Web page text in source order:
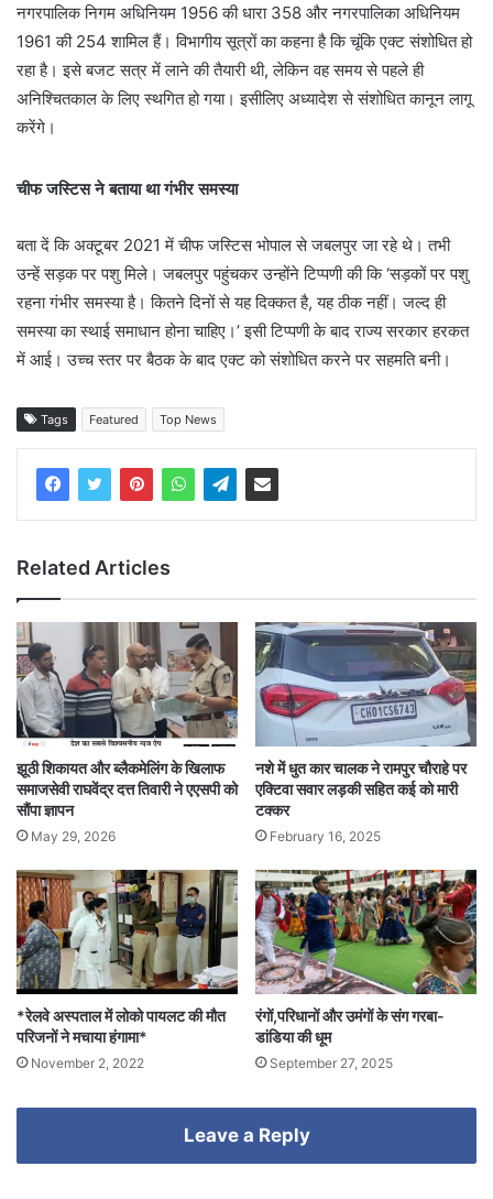
नगरपालिक निगम अधिनियम 1956 की धारा 358 और नगरपालिका अधिनियम
1961 की 254 शामिल हैं। विभागीय सूत्रों का कहना है कि चूंकि एक्ट संशोधित हो
रहा है। इसे बजट सत्र में लाने की तैयारी थी, लेकिन वह समय से पहले ही
अनिश्चितकाल के लिए स्थगित हो गया। इसीलिए अध्यादेश से संशोधित कानून लागू
करेंगे।
चीफ जस्टिस ने बताया था गंभीर समस्या
बता दें कि अक्टूबर 2021 में चीफ जस्टिस भोपाल से जबलपुर जा रहे थे। तभी
उन्हें सड़क पर पशु मिले। जबलपुर पहुंचकर उन्होंने टिप्पणी की कि ‘सड़कों पर पशु
रहना गंभीर समस्या है। कितने दिनों से यह दिक्कत है, यह ठीक नहीं। जल्द ही
समस्या का स्थाई समाधान होना चाहिए।’ इसी टिप्पणी के बाद राज्य सरकार हरकत
में आई। उच्च स्तर पर बैठक के बाद एक्ट को संशोधित करने पर सहमति बनी।
Tags Featured Top News
Related Articles
झूठी शिकायत और ब्लैकमेलिंग के खिलाफ
समाजसेवी राघवेंद्र दत्त तिवारी ने एएसपी को
सौंपा ज्ञापन
May 29, 2026
नशे में धुत कार चालक ने रामपुर चौराहे पर
एक्टिवा सवार लड़की सहित कई को मारी
टक्कर
February 16, 2025
*रेलवे अस्पताल में लोको पायलट की मौत
परिजनों ने मचाया हंगामा*
November 2, 2022
रंगों,परिधानों और उमंगों के संग गरबा-
डांडिया की धूम
September 27, 2025
Leave a Reply